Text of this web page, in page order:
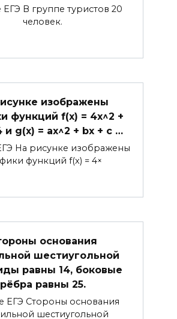
ЕГЭ В группе туристов 20
человек.
изображены
функций f(x) = 4x^2 +
и g(x) = ax^2 + bx + c …
На рисунке изображены
функций f(x) = 4×
основания
шестиугольной
равны 14, боковые
рёбра равны 25.
ЕГЭ Стороны основания
шестиугольной